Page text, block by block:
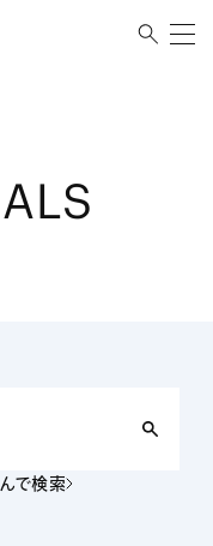
で検索